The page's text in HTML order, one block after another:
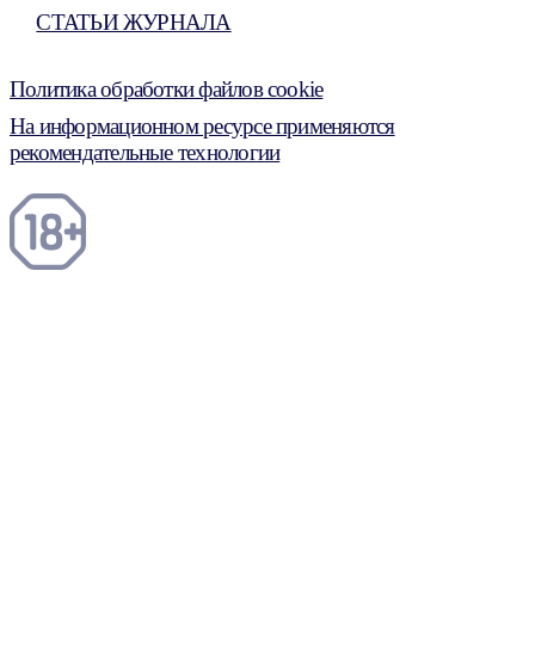
СТАТЬИ ЖУРНАЛА
Политика обработки файлов cookie
На информационном ресурсе применяются
рекомендательные технологии